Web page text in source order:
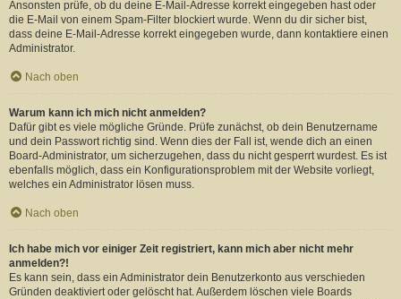
Ansonsten prüfe, ob du deine E-Mail-Adresse korrekt eingegeben hast oder
die E-Mail von einem Spam-Filter blockiert wurde. Wenn du dir sicher bist,
dass deine E-Mail-Adresse korrekt eingegeben wurde, dann kontaktiere einen
Administrator.
Nach oben
Warum kann ich mich nicht anmelden?
Dafür gibt es viele mögliche Gründe. Prüfe zunächst, ob dein Benutzername
und dein Passwort richtig sind. Wenn dies der Fall ist, wende dich an einen
Board-Administrator, um sicherzugehen, dass du nicht gesperrt wurdest. Es ist
ebenfalls möglich, dass ein Konfigurationsproblem mit der Website vorliegt,
welches ein Administrator lösen muss.
Nach oben
Ich habe mich vor einiger Zeit registriert, kann mich aber nicht mehr
anmelden?!
Es kann sein, dass ein Administrator dein Benutzerkonto aus verschieden
Gründen deaktiviert oder gelöscht hat. Außerdem löschen viele Boards